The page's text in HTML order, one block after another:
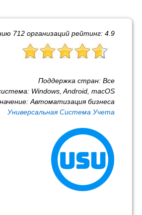
712 организаций рейтинг: 4.9
Поддержка стран: Все
Windows, Android, macOS
Автоматизация бизнеса
Универсальная Система Учета